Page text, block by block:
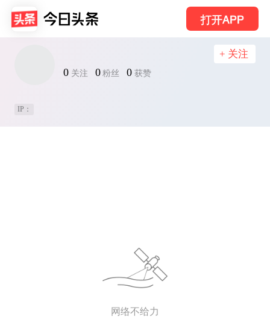
打开APP
0 关注 0 粉丝 0 获赞
+ 关注
IP：
网络不给力